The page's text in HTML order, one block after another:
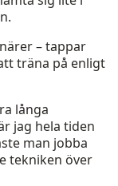
– tappar
träna på enligt
långa
jag hela tiden
man jobba
tekniken över